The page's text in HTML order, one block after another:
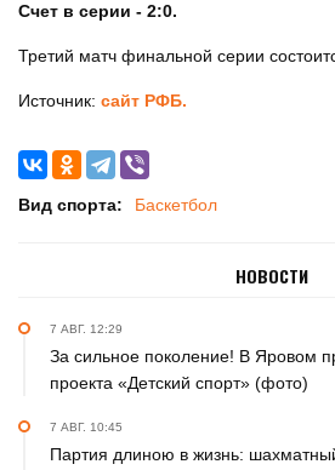
Счет в серии - 2:0.
Третий матч финальной серии
Источник: сайт РФБ.
Вид спорта: Баскетбол
НОВОСТИ
7 АВГ. 12:29
За сильное поколение! В Яровом
проекта «Детский спорт» (фото)
7 АВГ. 10:45
Партия длиною в жизнь: